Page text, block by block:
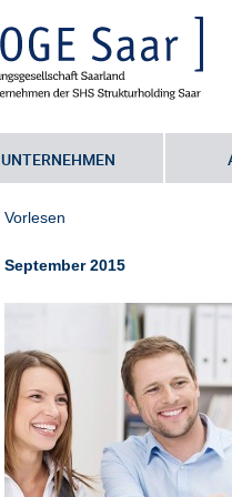
UNTERNEHMEN
Sie befinden sich hier:
Vorlesen
September 2015